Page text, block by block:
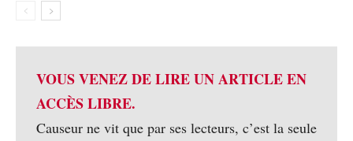
VOUS VENEZ DE LIRE UN ARTICLE EN
ACCÈS LIBRE.
Causeur ne vit que par ses lecteurs, c’est la seule